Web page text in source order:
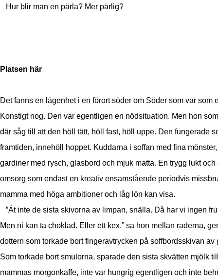
Hur blir man en pärla? Mer pärlig?
Platsen här
Det fanns en lägenhet i en förort söder om Söder som var som
Konstigt nog. Den var egentligen en nödsituation. Men hon
där såg till att den höll tätt, höll fast, höll uppe. Den fungerade
framtiden, innehöll hoppet. Kuddarna i soffan med fina mönster,
gardiner med rysch, glasbord och mjuk matta. En trygg lukt och
omsorg som endast en kreativ ensamstående periodvis
mamma med höga ambitioner och låg lön kan visa.
”Ät inte de sista skivorna av limpan, snälla. Då har vi ingen
Men ni kan ta choklad. Eller ett kex.” sa hon mellan raderna,
dottern som torkade bort fingeravtrycken på soffbordsskivan av
Som torkade bort smulorna, sparade den sista skvätten mjölk
mammas morgonkaffe, inte var hungrig egentligen och inte